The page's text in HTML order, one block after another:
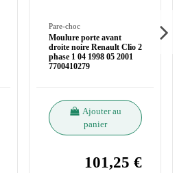
Pare-choc
Moulure porte avant
droite noire Renault Clio 2
phase 1 04 1998 05 2001
7700410279
Ajouter au
panier
101,25 €